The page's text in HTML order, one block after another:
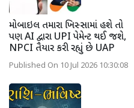
મોબાઇલ તમારા ખિસ્સામાં હશે તો
પણ AI દ્વારા UPI પેમેન્ટ થઈ જશે,
NPCI તૈયાર કરી રહ્યું છે UAP
Published On 10 Jul 2026 10:30:08